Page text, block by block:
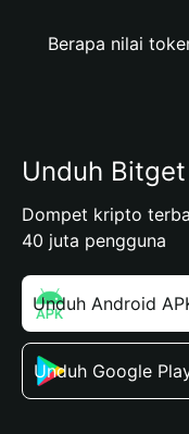
Berapa nilai
Unduh
Dompet kripto
40 juta pengguna
Unduh Android
Unduh Google